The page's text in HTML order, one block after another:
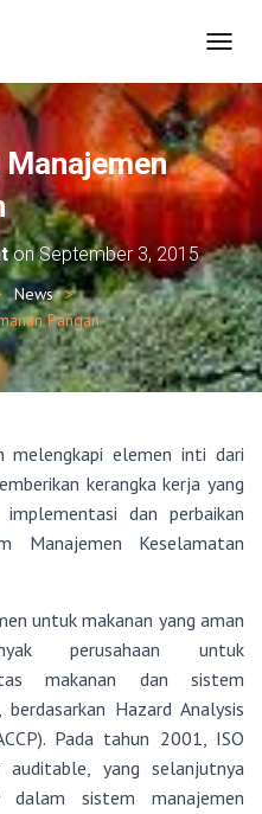
O
G
G
L
E
N
V
I
G
A
T
I
O
N
onSeptember 3, 2015
News
Pangan
melengkapi elemen inti dari
kerangka kerja yang
dan perbaikan
Manajemen Keselamatan
untuk makanan yang aman
perusahaan untuk
makanan dan sistem
Hazard Analysis
Pada tahun 2001, ISO
yang selanjutnya
dalam sistem manajemen